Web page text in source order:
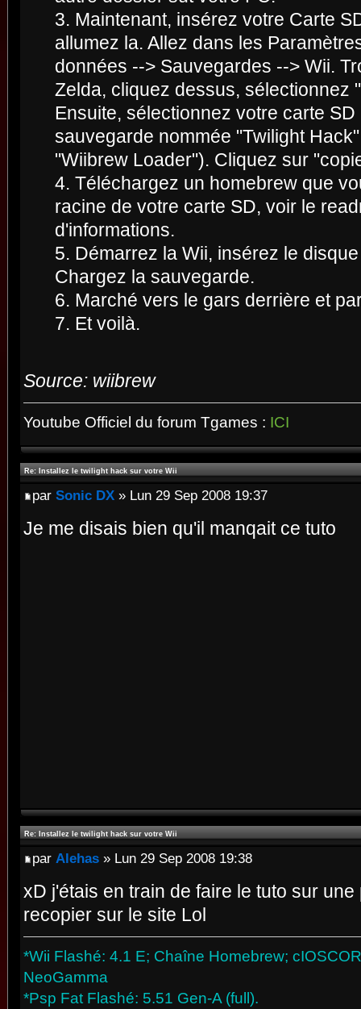
3. Maintenant, insérez votre Carte
allumez la. Allez dans les
données --> Sauvegardes --> Wii.
Zelda, cliquez dessus, sélectionnez
Ensuite, sélectionnez votre carte
sauvegarde nommée "Twilight
"Wiibrew Loader"). Cliquez sur
4. Téléchargez un homebrew que
racine de votre carte SD, voir le
d'informations.
5. Démarrez la Wii, insérez le
Chargez la sauvegarde.
6. Marché vers le gars derrière et
7. Et voilà.
Source: wiibrew
Youtube Officiel du forum Tgames : ICI
Re: Installez le twilight hack sur votre Wii
par Sonic DX » Lun 29 Sep 2008 19:37
Je me disais bien qu'il manqait ce tuto
Re: Installez le twilight hack sur votre Wii
par Alehas » Lun 29 Sep 2008 19:38
xD j'étais en train de faire le tuto sur
recopier sur le site Lol
*Wii Flashé: 4.1 E; Chaîne Homebrew;
NeoGamma
*Psp Fat Flashé: 5.51 Gen-A (full).